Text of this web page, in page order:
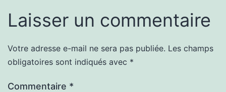
Laisser un commentaire
Votre adresse e-mail ne sera pas publiée. Les champs
obligatoires sont indiqués avec *
Commentaire *